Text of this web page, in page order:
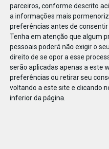
parceiros, conforme descrito
a informações mais
preferências antes de
Tenha em atenção que algum
pessoais poderá não exigir o
direito de se opor a esse
serão aplicadas apenas a este
preferências ou retirar seu
voltando a este site e clicando
inferior da página.